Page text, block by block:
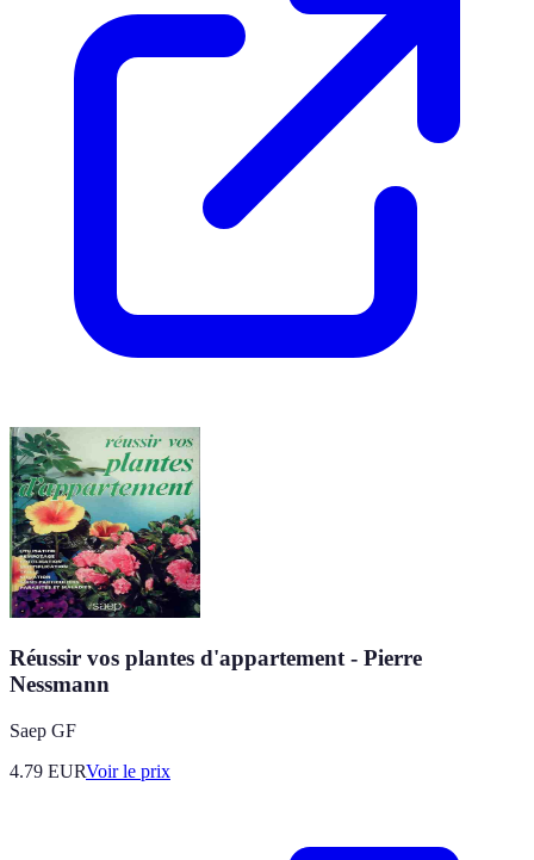
Réussir vos plantes d'appartement - Pierre
Nessmann
Saep GF
4.79 EURVoir le prix